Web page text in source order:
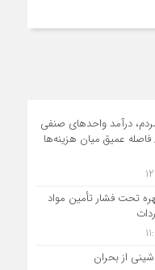
درآمد واحدهای صنفی
عمیق میان هزینه‌ها
تحت فشار تأمین مواد
از بحران